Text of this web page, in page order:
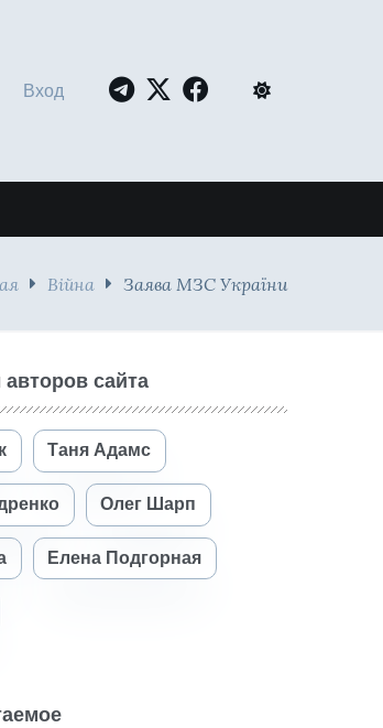
Вход
Війна Заява МЗС України
сайта
Таня Адамс
Олег Шарп
Елена Подгорная